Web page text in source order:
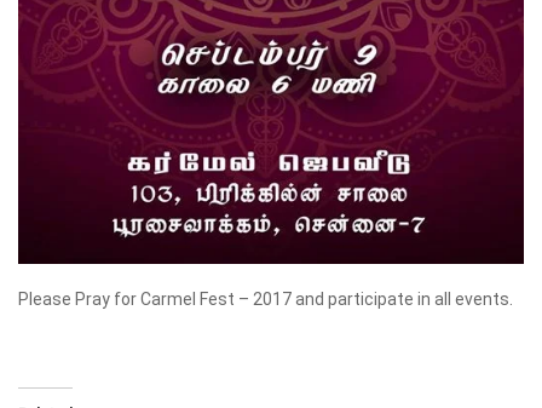
Please Pray for Carmel Fest – 2017 and participate in all events.